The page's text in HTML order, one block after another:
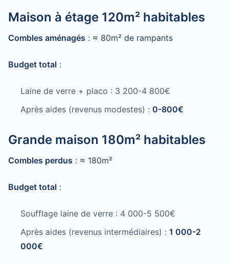
Maison à étage 120m² habitables
Combles aménagés : ≈ 80m² de rampants
Budget total :
Laine de verre + placo : 3 200-4 800€
Après aides (revenus modestes) : 0-800€
Grande maison 180m² habitables
Combles perdus : ≈ 180m²
Budget total :
Soufflage laine de verre : 4 000-5 500€
Après aides (revenus intermédiaires) : 1 000-2
000€